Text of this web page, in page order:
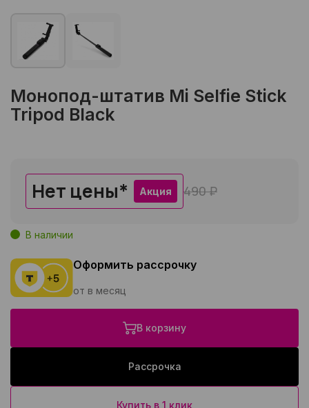
Монопод-штатив Mi Selfie Stick
Tripod Black
Нет цены* Акция 490 ₽
В наличии
Оформить рассрочку
от в месяц
В корзину
Рассрочка
Купить в 1 клик